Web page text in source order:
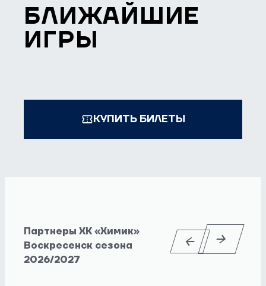
БЛИЖАЙШИЕ
ИГРЫ
КУПИТЬ БИЛЕТЫ
Партнеры ХК «Химик»
Воскресенск сезона
2026/2027